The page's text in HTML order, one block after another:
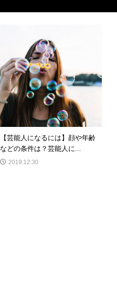
【芸能人になるには】顔や年齢
などの条件は？芸能人に...
2019.12.30